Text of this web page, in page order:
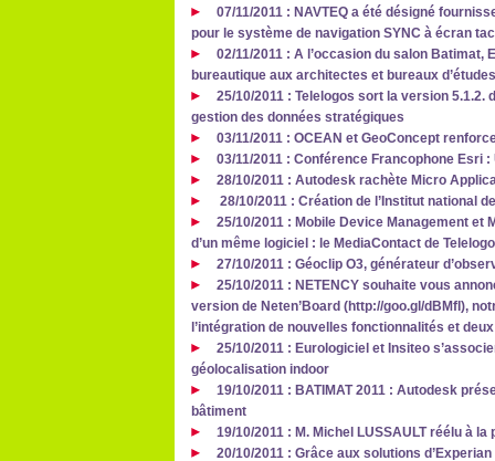
07/11/2011 : NAVTEQ a été désigné
pour le système de navigation SYNC à écran
02/11/2011 : A l’occasion du salon
bureautique aux architectes et bureaux d’études
25/10/2011 : Telelogos sort la version 5.1.2.
gestion des données stratégiques
03/11/2011 : OCEAN et GeoConcept
03/11/2011 : Conférence Francophone Esri
28/10/2011 : Autodesk rachète Micro
28/10/2011 : Création de l’Institut national
25/10/2011 : Mobile Device Management
d’un même logiciel : le MediaContact de
27/10/2011 : Géoclip O3, générateur
25/10/2011 : NETENCY souhaite vous
version de Neten’Board (http://goo.gl/dBMfI),
l’intégration de nouvelles fonctionnalités et
25/10/2011 : Eurologiciel et Insiteo
géolocalisation indoor
19/10/2011 : BATIMAT 2011 : Autodesk
bâtiment
19/10/2011 : M. Michel LUSSAULT réélu à
20/10/2011 : Grâce aux solutions